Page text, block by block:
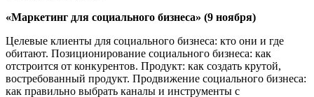
«Маркетинг для социального бизнеса» (9 ноября)
Целевые клиенты для социального бизнеса: кто они и где
обитают. Позиционирование социального бизнеса: как
отстроится от конкурентов. Продукт: как создать крутой,
востребованный продукт. Продвижение социального бизнеса:
как правильно выбрать каналы и инструменты с